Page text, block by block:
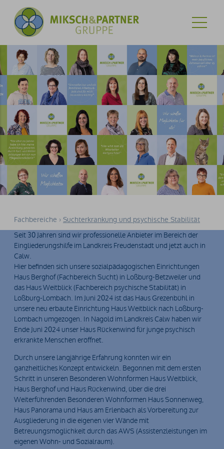
Fachbereiche Suchterkrankung und psychische Stabilität
Seit 30 Jahren sind wir professionelle Anbieter im Bereich der
Eingliederungshilfe im Landkreis Freudenstadt und jetzt auch in
Calw.
Hier befinden sich unsere sozialpädagogischen Einrichtungen
Haus Berghof (Fachbereich Sucht) in Loßburg-Betzweiler und
das Haus Weitblick (Fachbereich psychische Stabilität) in
Loßburg-Lombach. Im Juni 2024 ist das Haus Grezenbühl in
unsere neu erbaute Einrichtung Haus Weitblick nach Loßburg-
Lombach umgezogen. In Nagold im Landkreis Calw haben wir
Ende Juni 2024 unser Haus Rückenwind für junge psychisch
erkrankte Menschen eröffnet.
Durch unsere langjährige Erfahrung konnten wir ein
ganzheitliches Konzept entwickeln. Begonnen mit dem ersten
Schritt in unseren Besonderen Wohnformen Haus Weitblick,
Haus Berghof und Haus Rückenwind, über die drei
Weiterführenden Besonderen Wohnformen Haus Sonnenweg,
Haus Panorama und Haus am Erlenbach als Vorbereitung zur
Ausgliederung in die eigenen vier Wände mit
Betreuungsmöglichkeit durch das AWS (Assistenzleistungen im
eigenen Wohn- und Sozialraum).